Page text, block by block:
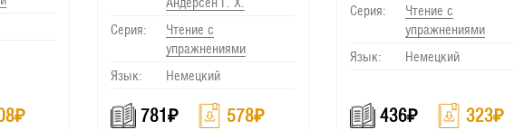
₽
Серия:
Чтение с
упражнениями
Язык:
Немецкий
781₽ 578₽
Серия:
Чтение с
упражнениями
Язык:
Немецкий
436₽ 323₽